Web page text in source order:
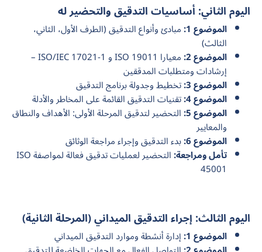
اليوم الثاني: أساسيات التدقيق والتحضير له
الموضوع 1: مبادئ وأنواع التدقيق (الطرف الأول، الثاني،
الثالث)
الموضوع 2: معيارا ISO 19011 و ISO/IEC 17021-1 –
إرشادات ومتطلبات المدققين
الموضوع 3: تخطيط وجدولة برنامج التدقيق
الموضوع 4: تقنيات التدقيق القائمة على المخاطر والأدلة
الموضوع 5: التحضير لتدقيق المرحلة الأولى: الأهداف والنطاق
والمعايير
الموضوع 6: بدء التدقيق وإجراء مراجعة الوثائق
تأمل ومراجعة: التحضير لعمليات تدقيق فعالة لمواصفة ISO
45001
اليوم الثالث: إجراء التدقيق الميداني (المرحلة الثانية)
الموضوع 1: إدارة أنشطة وموارد التدقيق الميداني